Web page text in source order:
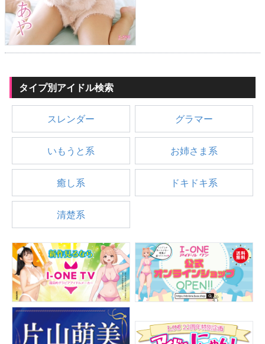
タイプ別アイドル検索
スレンダー グラマー
いもうと系 お姉さま系
癒し系 ドキドキ系
清楚系